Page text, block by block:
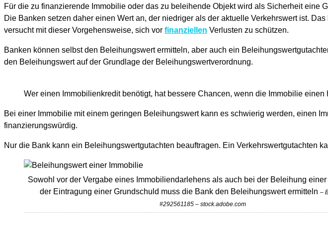
Für die zu finanzierende Immobilie oder das zu beleihende Objekt wird als Sicherheit eine
Die Banken setzen daher einen Wert an, der niedriger als der aktuelle Verkehrswert ist.
versucht mit dieser Vorgehensweise, sich vor finanziellen Verlusten zu schützen.
Banken können selbst den Beleihungswert ermitteln, aber auch ein
den Beleihungswert auf der Grundlage der Beleihungswertverordnung.
Wer einen Immobilienkredit benötigt, hat bessere Chancen, wenn die Immobilie einen
Bei einer Immobilie mit einem geringen Beleihungswert kann es schwierig werden, einen
finanzierungswürdig.
Nur die Bank kann ein Beleihungswertgutachten beauftragen. Ein Verkehrswertgutachten
Sowohl vor der Vergabe eines Immobiliendarlehens als auch bei der Beleihung
der Eintragung einer Grundschuld muss die Bank den Beleihungswert ermitteln –
#292561185 – stock.adobe.com